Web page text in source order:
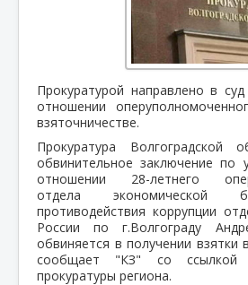
Прокуратурой направлено в
отношении
взяточничестве.
Прокуратура Волгоградской
обвинительное заключение по
отношении 28-летнего
отдела экономической
противодействия коррупции
России по г.Волгограду
обвиняется в получении взятки
сообщает "КЗ" со ссылкой
прокуратуры региона.